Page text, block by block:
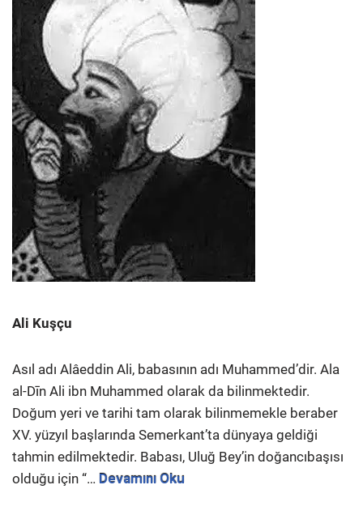
Ali Kuşçu
Asıl adı Alâeddin Ali, babasının adı Muhammed’dir. Ala
al-Dīn Ali ibn Muhammed olarak da bilinmektedir.
Doğum yeri ve tarihi tam olarak bilinmemekle beraber
XV. yüzyıl başlarında Semerkant’ta dünyaya geldiği
tahmin edilmektedir. Babası, Uluğ Bey’in doğancıbaşısı
olduğu için “… Devamını Oku